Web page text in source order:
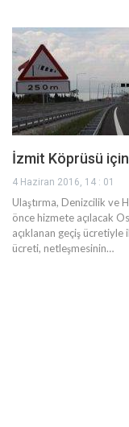
İzmit Köprüsü
4 Haziran 2016, 14 : 01
Ulaştırma, Denizcilik ve
önce hizmete açılacak
açıklanan geçiş ücretiyle
ücreti, netleşmesinin…